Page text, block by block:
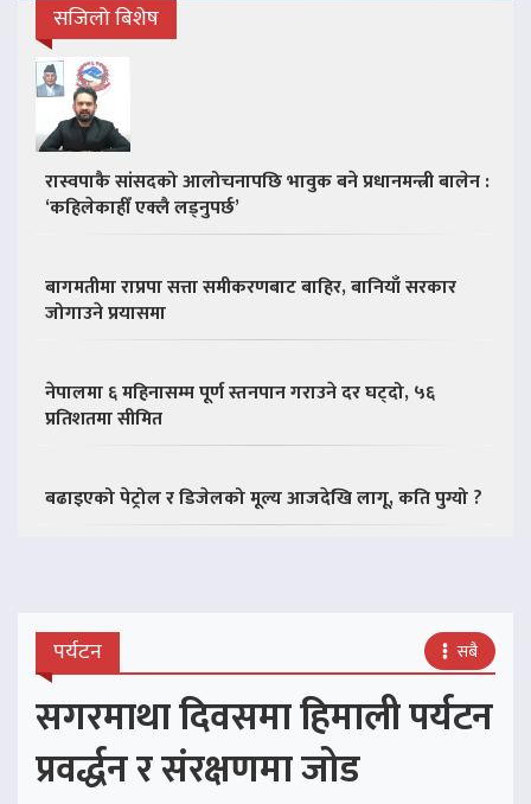
सजिलो बिशेष
रास्वपाकै सांसदको आलोचनापछि भावुक बने प्रधानमन्त्री बालेन :
‘कहिलेकाहीँ एक्लै लड्नुपर्छ’
बागमतीमा राप्रपा सत्ता समीकरणबाट बाहिर, बानियाँ सरकार
जोगाउने प्रयासमा
नेपालमा ६ महिनासम्म पूर्ण स्तनपान गराउने दर घट्दो, ५६
प्रतिशतमा सीमित
बढाइएको पेट्रोल र डिजेलको मूल्य आजदेखि लागू, कति पुग्यो ?
पर्यटन सबै
सगरमाथा दिवसमा हिमाली पर्यटन
प्रवर्द्धन र संरक्षणमा जोड